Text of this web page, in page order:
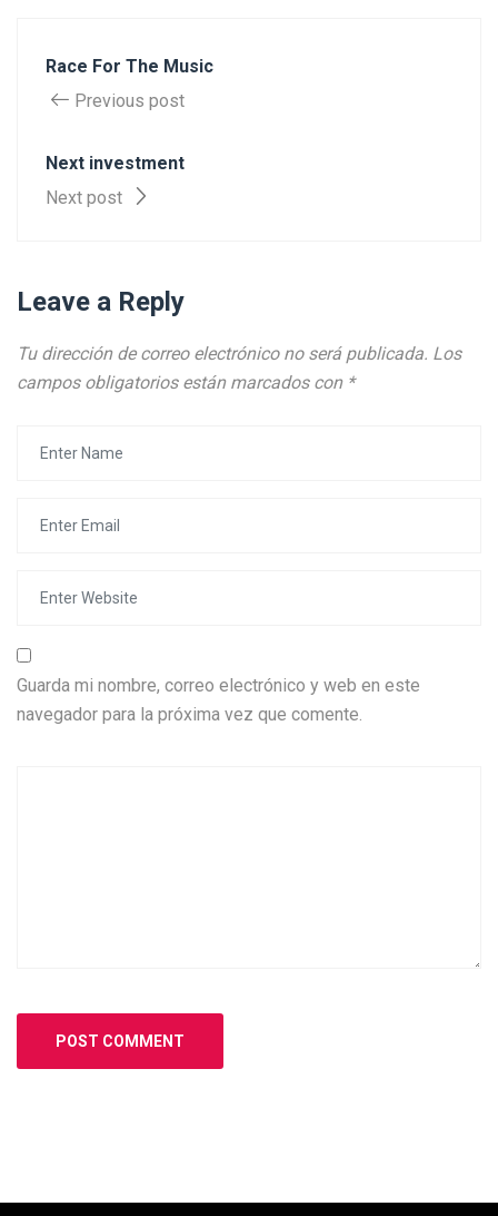
Race For The Music
Previous post
Next investment
Next post
Leave a Reply
Tu dirección de correo electrónico no será publicada. Los
campos obligatorios están marcados con *
Guarda mi nombre, correo electrónico y web en este
navegador para la próxima vez que comente.